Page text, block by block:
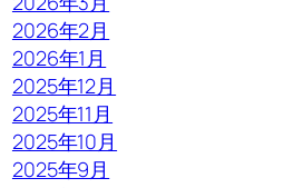
2026年2月
2026年1月
2025年12月
2025年11月
2025年10月
2025年9月